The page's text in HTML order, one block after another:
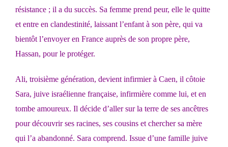
résistance ; il a du succès. Sa femme prend peur, elle le quitte
et entre en clandestinité, laissant l’enfant à son père, qui va
bientôt l’envoyer en France auprès de son propre père,
Hassan, pour le protéger.
Ali, troisième génération, devient infirmier à Caen, il côtoie
Sara, juive israélienne française, infirmière comme lui, et en
tombe amoureux. Il décide d’aller sur la terre de ses ancêtres
pour découvrir ses racines, ses cousins et chercher sa mère
qui l’a abandonné. Sara comprend. Issue d’une famille juive